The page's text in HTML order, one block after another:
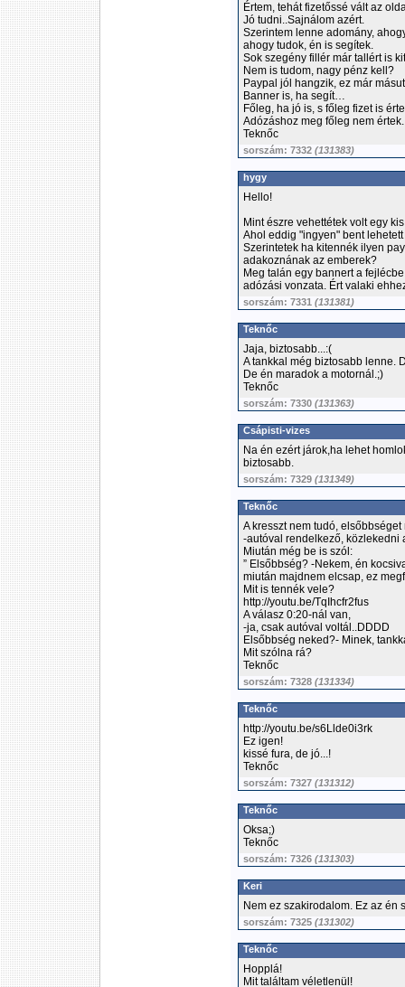
Értem, tehát fizetőssé vált az
Jó tudni..Sajnálom azért.
Szerintem lenne adomány,
ahogy tudok, én is segítek.
Sok szegény fillér már tallért is
Nem is tudom, nagy pénz kell?
Paypal jól hangzik, ez már
Banner is, ha segít…
Főleg, ha jó is, s főleg fizet is
Adózáshoz meg főleg nem
Teknőc
sorszám: 7332 (131383)
hygy
Hello!
Mint észre vehettétek volt egy
Ahol eddig "ingyen" bent
Szerintetek ha kitennék ilyen
adakoznának az emberek?
Meg talán egy bannert a
adózási vonzata. Ért valaki
sorszám: 7331 (131381)
Teknőc
Jaja, biztosabb...:(
A tankkal még biztosabb lenne.
De én maradok a motornál.;)
Teknőc
sorszám: 7330 (131363)
Csápisti-vizes
Na én ezért járok,ha lehet
biztosabb.
sorszám: 7329 (131349)
Teknőc
A kresszt nem tudó,
-autóval rendelkező, közlekedni
Miután még be is szól:
” Elsőbbség? -Nekem, én
miután majdnem elcsap, ez
Mit is tennék vele?
http://youtu.be/TqIhcfr2fus
A válasz 0:20-nál van,
-ja, csak autóval voltál..DDDD
Elsőbbség neked?- Minek,
Mit szólna rá?
Teknőc
sorszám: 7328 (131334)
Teknőc
http://youtu.be/s6Llde0i3rk
Ez igen!
kissé fura, de jó...!
Teknőc
sorszám: 7327 (131312)
Teknőc
Oksa;)
Teknőc
sorszám: 7326 (131303)
Keri
Nem ez szakirodalom. Ez az én
sorszám: 7325 (131302)
Teknőc
Hopplá!
Mit találtam véletlenül!